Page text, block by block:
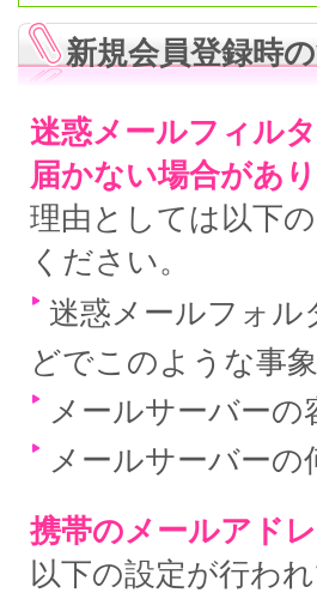
新規会員登録時
迷惑メールフィル
届かない場合があり
理由としては以下
ください。
迷惑メールフォル
どでこのような事
メールサーバーの
メールサーバー
携帯のメールアド
以下の設定が行わ